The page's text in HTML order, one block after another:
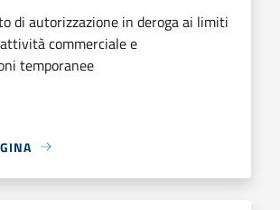
di autorizzazione in deroga ai limiti
commerciale e
temporanee